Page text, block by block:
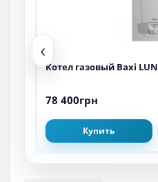
‹
Котел газовый Baxi
78 400грн
Купить